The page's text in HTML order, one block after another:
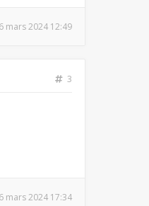
mars 2024 12:49
3
mars 2024 17:34